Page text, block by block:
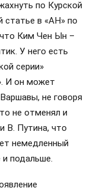
по Курской
статье в «АН» по
что Ким Чен Ын –
У него есть
серии»
И он может
не говоря
не отменял и
В. Путина, что
немедленный
подальше.